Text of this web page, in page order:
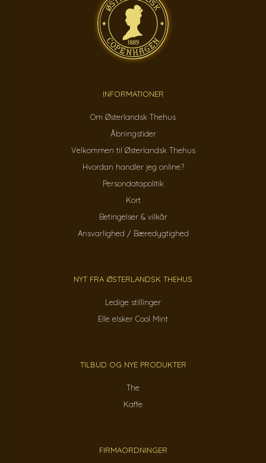
INFORMATIONER
Om Østerlandsk Thehus
Åbningstider
Velkommen til Østerlandsk Thehus
Hvordan handler jeg online?
Persondatapolitik
Kort
Betingelser & vilkår
Ansvarlighed / Bæredygtighed
NYT FRA ØSTERLANDSK THEHUS
Ledige stillinger
Elle elsker Cool Mint
TILBUD OG NYE PRODUKTER
The
Kaffe
FIRMAORDNINGER